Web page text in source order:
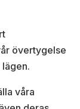
övertygelse
våra